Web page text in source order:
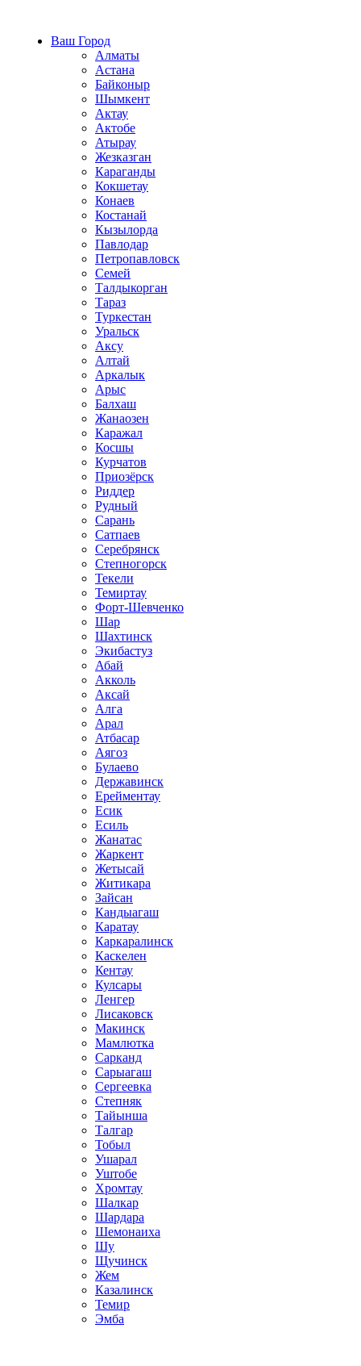
Ваш Город
Алматы
Астана
Байконыр
Шымкент
Актау
Актобе
Атырау
Жезказган
Караганды
Кокшетау
Конаев
Костанай
Кызылорда
Павлодар
Петропавловск
Семей
Талдыкорган
Тараз
Туркестан
Уральск
Аксу
Алтай
Аркалык
Арыс
Балхаш
Жанаозен
Каражал
Косшы
Курчатов
Приозёрск
Риддер
Рудный
Сарань
Сатпаев
Серебрянск
Степногорск
Текели
Темиртау
Форт-Шевченко
Шар
Шахтинск
Экибастуз
Абай
Акколь
Аксай
Алга
Арал
Атбасар
Аягоз
Булаево
Державинск
Ерейментау
Есик
Есиль
Жанатас
Жаркент
Жетысай
Житикара
Зайсан
Кандыагаш
Каратау
Каркаралинск
Каскелен
Кентау
Кулсары
Ленгер
Лисаковск
Макинск
Мамлютка
Сарканд
Сарыагаш
Сергеевка
Степняк
Тайынша
Талгар
Тобыл
Ушарал
Уштобе
Хромтау
Шалкар
Шардара
Шемонаиха
Шу
Щучинск
Жем
Казалинск
Темир
Эмба